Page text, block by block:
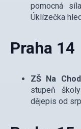
pomocná
Úklízečka
Praha 14
ZŠ Na
stupeň
dějepis od